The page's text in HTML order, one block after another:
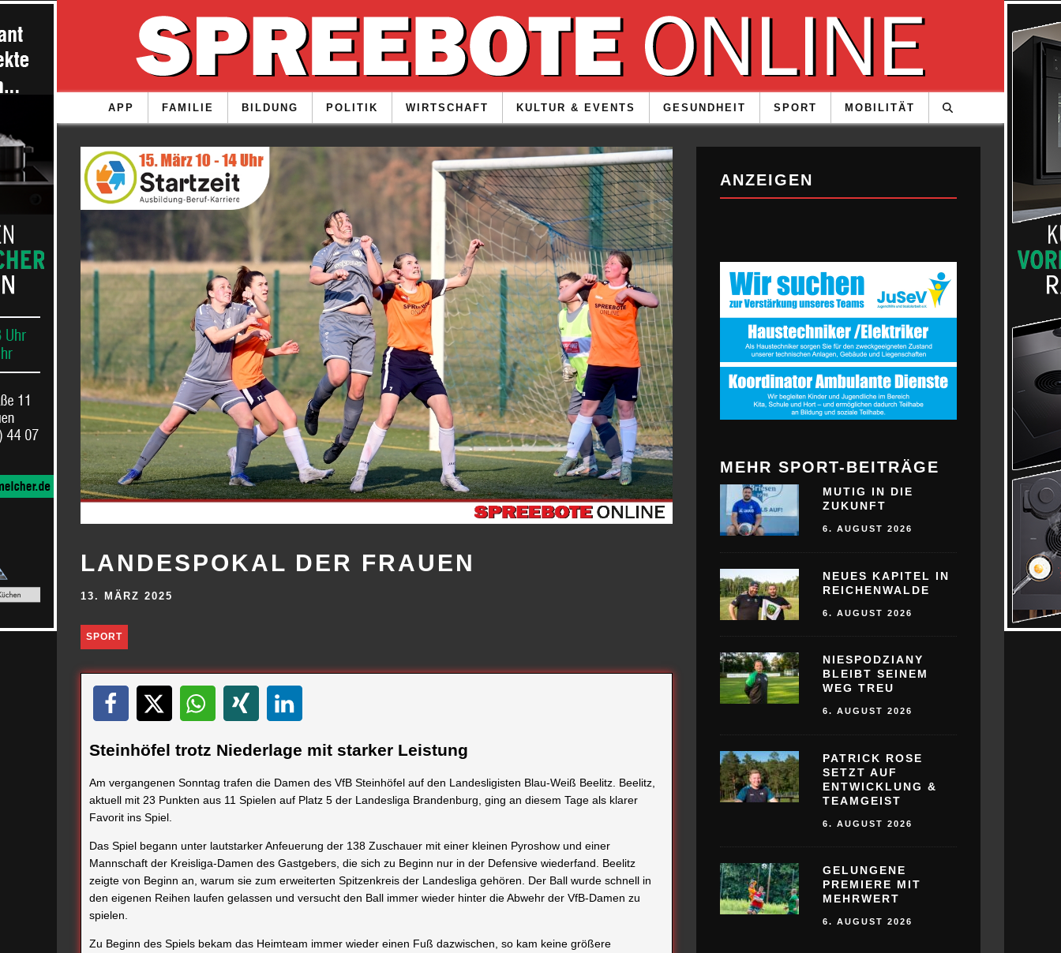
APP FAMILIE BILDUNG POLITIK WIRTSCHAFT KULTUR & EVENTS GESUNDHEIT SPORT MOBILITÄT
LANDESPOKAL DER FRAUEN
13. MÄRZ 2025
SPORT
Steinhöfel trotz Niederlage mit starker Leistung
Am vergangenen Sonntag trafen die Damen des VfB Steinhöfel auf den Landesligisten Blau-Weiß Beelitz. Beelitz,
aktuell mit 23 Punkten aus 11 Spielen auf Platz 5 der Landesliga Brandenburg, ging an diesem Tage als klarer
Favorit ins Spiel.
Das Spiel begann unter lautstarker Anfeuerung der 138 Zuschauer mit einer kleinen Pyroshow und einer
Mannschaft der Kreisliga-Damen des Gastgebers, die sich zu Beginn nur in der Defensive wiederfand. Beelitz
zeigte von Beginn an, warum sie zum erweiterten Spitzenkreis der Landesliga gehören. Der Ball wurde schnell in
den eigenen Reihen laufen gelassen und versucht den Ball immer wieder hinter die Abwehr der VfB-Damen zu
spielen.
Zu Beginn des Spiels bekam das Heimteam immer wieder einen Fuß dazwischen, so kam keine größere
ANZEIGEN
MEHR SPORT-BEITRÄGE
MUTIG IN DIE
ZUKUNFT
6. AUGUST 2026
NEUES KAPITEL IN
REICHENWALDE
6. AUGUST 2026
NIESPODZIANY
BLEIBT SEINEM
WEG TREU
6. AUGUST 2026
PATRICK ROSE
SETZT AUF
ENTWICKLUNG &
TEAMGEIST
6. AUGUST 2026
GELUNGENE
PREMIERE MIT
MEHRWERT
6. AUGUST 2026